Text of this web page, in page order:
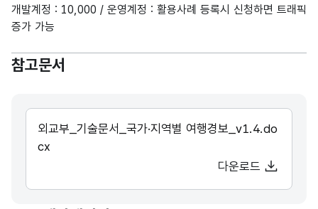
개발계정 : 10,000 / 운영계정 : 활용사례 등록시 신청하면 트래픽
증가 가능
참고문서
외교부_기술문서_국가·지역별 여행경보_v1.4.do
cx
다운로드